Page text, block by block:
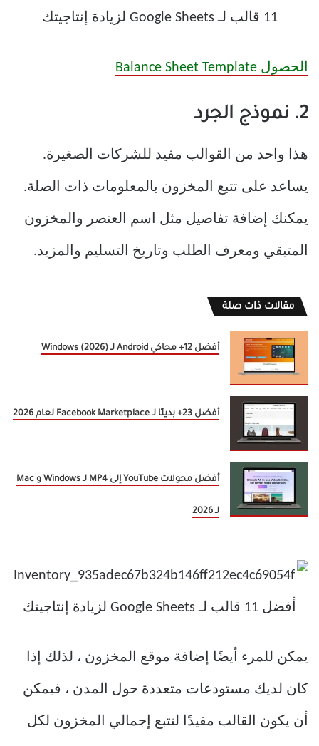
الحصول Balance Sheet Template
2. نموذج الجرد
هذا واحد من القوالب مفيد للشركات الصغيرة.
يساعد على تتبع المخزون بالمعلومات ذات الصلة.
يمكنك إضافة تفاصيل مثل اسم العنصر والمخزون
المتبقي ومعرف الطلب وتاريخ التسليم والمزيد.
مقالات ذات صلة
أفضل 12+ محاكي Android لـ Windows (2026)
أفضل 23+ بديلًا لـ Facebook Marketplace لعام 2026
أفضل محولات YouTube إلى MP4 لـ Windows و Mac
لـ 2026
يمكن للمرء أيضًا إضافة موقع المخزون ، لذلك إذا
كان لديك مستودعات متعددة حول المدن ، فيمكن
أن يكون القالب مفيدًا لتتبع إجمالي المخزون لكل